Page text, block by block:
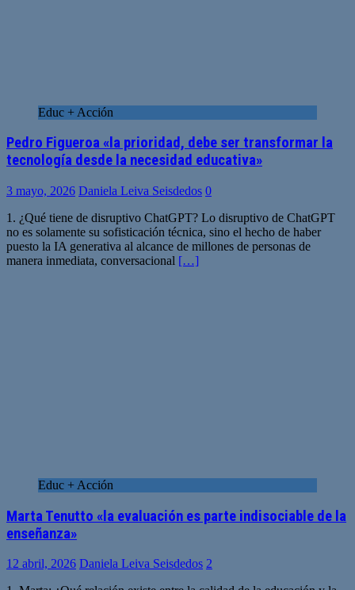
Educ + Acción
Pedro Figueroa «la prioridad, debe ser transformar la
tecnología desde la necesidad educativa»
3 mayo, 2026 Daniela Leiva Seisdedos 0
1. ¿Qué tiene de disruptivo ChatGPT? Lo disruptivo de ChatGPT
no es solamente su sofisticación técnica, sino el hecho de haber
puesto la IA generativa al alcance de millones de personas de
manera inmediata, conversacional […]
Educ + Acción
Marta Tenutto «la evaluación es parte indisociable de la
enseñanza»
12 abril, 2026 Daniela Leiva Seisdedos 2